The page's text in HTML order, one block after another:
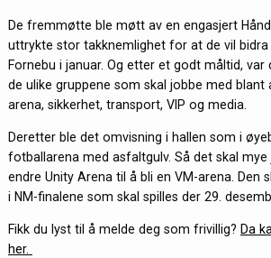
De fremmøtte ble møtt av en engasjert
uttrykte stor takknemlighet for at de vil
Fornebu i januar. Og etter et godt måltid,
de ulike gruppene som skal jobbe med
arena, sikkerhet, transport, VIP og media.
Deretter ble det omvisning i hallen som i
fotballarena med asfaltgulv. Så det skal
endre Unity Arena til å bli en VM-arena. Den
i NM-finalene som skal spilles der 29.
Fikk du lyst til å melde deg som frivillig? Da
her.